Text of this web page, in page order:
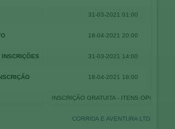
31-03-2021 01:00
18-04-2021 20:00
INSCRIÇÕES 31-03-2021 14:00
18-04-2021 18:00
INSCRIÇÃO GRATUITA - ITENS OPCIONAIS
CORRIDA E AVENTURA LTDA